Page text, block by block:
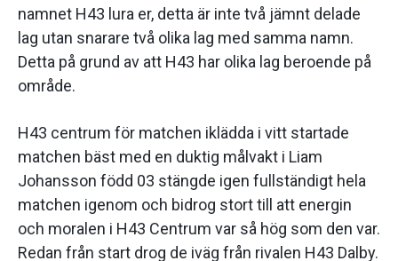
namnet H43 lura er, detta är inte två jämnt delade
lag utan snarare två olika lag med samma namn.
Detta på grund av att H43 har olika lag beroende på
område.
H43 centrum för matchen iklädda i vitt startade
matchen bäst med en duktig målvakt i Liam
Johansson född 03 stängde igen fullständigt hela
matchen igenom och bidrog stort till att energin
och moralen i H43 Centrum var så hög som den var.
Redan från start drog de iväg från rivalen H43 Dalby.